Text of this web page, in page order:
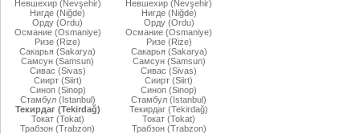
Невшехир (Nevşehir)
Нигде (Niğde)
Орду (Ordu)
Османие (Osmaniye)
Ризе (Rize)
Сакарья (Sakarya)
Самсун (Samsun)
Сивас (Sivas)
Сиирт (Siirt)
Синоп (Sinop)
Стамбул (Istanbul)
Текирдаг (Tekirdağ)
Токат (Tokat)
Трабзон (Trabzon)
Невшехир (Nevşehir)
Нигде (Niğde)
Орду (Ordu)
Османие (Osmaniye)
Ризе (Rize)
Сакарья (Sakarya)
Самсун (Samsun)
Сивас (Sivas)
Сиирт (Siirt)
Синоп (Sinop)
Стамбул (Istanbul)
Текирдаг (Tekirdağ)
Токат (Tokat)
Трабзон (Trabzon)